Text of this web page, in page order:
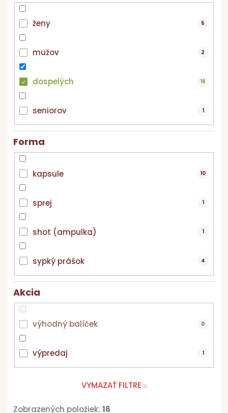
ženy 5
mužov 2
dospelých 16
seniorov 1
Forma
kapsule 10
sprej 1
shot (ampulka) 1
sypký prášok 4
Akcia
výhodný balíček 0
výpredaj 1
VYMAZAŤ FILTRE
Zobrazených položiek: 16